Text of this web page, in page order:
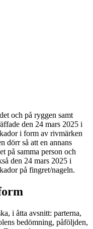
och på ryggen samt
den 24 mars 2025 i
i form av rivmärken
dörr så att en annans
på samma person och
den 24 mars 2025 i
på fingret/nageln.
i åtta avsnitt: parterna,
bedömning, påföljden,